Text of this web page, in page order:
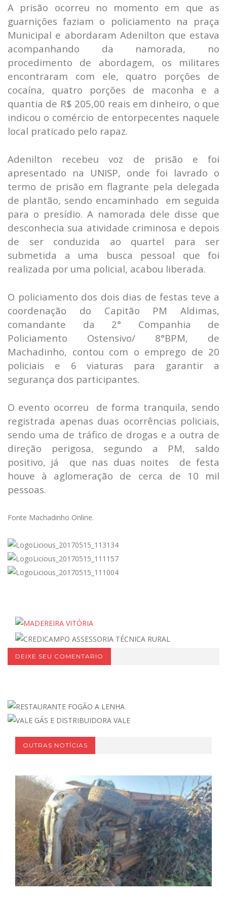
A prisão ocorreu no momento em que as
guarnições faziam o policiamento na praça
Municipal e abordaram Adenilton que estava
acompanhando da namorada, no
procedimento de abordagem, os militares
encontraram com ele, quatro porções de
cocaína, quatro porções de maconha e a
quantia de R$ 205,00 reais em dinheiro, o que
indicou o comércio de entorpecentes naquele
local praticado pelo rapaz.
Adenilton recebeu voz de prisão e foi
apresentado na UNISP, onde foi lavrado o
termo de prisão em flagrante pela delegada
de plantão, sendo encaminhado em seguida
para o presídio. A namorada dele disse que
desconhecia sua atividade criminosa e depois
de ser conduzida ao quartel para ser
submetida a uma busca pessoal que foi
realizada por uma policial, acabou liberada.
O policiamento dos dois dias de festas teve a
coordenação do Capitão PM Aldimas,
comandante da 2° Companhia de
Policiamento Ostensivo/ 8°BPM, de
Machadinho, contou com o emprego de 20
policiais e 6 viaturas para garantir a
segurança dos participantes.
O evento ocorreu de forma tranquila, sendo
registrada apenas duas ocorrências policiais,
sendo uma de tráfico de drogas e a outra de
direção perigosa, segundo a PM, saldo
positivo, já que nas duas noites de festa
houve à aglomeração de cerca de 10 mil
pessoas.
Fonte Machadinho Online.
DEIXE SEU COMENTARIO
OUTRAS NOTÍCIAS